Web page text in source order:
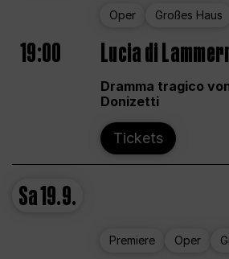
Oper Großes Haus
19:00 Lucia di
Dramma tragico
Donizetti
Tickets
Sa19.9.
Premiere Oper